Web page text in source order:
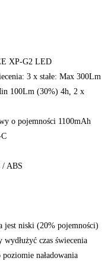
XP-G2 LED
3 x stałe: Max 300Lm
100Lm (30%) 4h, 2 x
o pojemności 1100mAh
/ ABS
jest niski (20% pojemności)
czas świecenia
naładowania